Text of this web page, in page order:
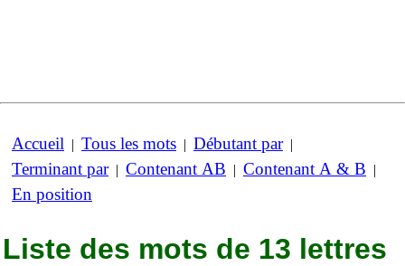
Accueil | Tous les mots | Débutant par|
Terminant par| Contenant AB | Contenant A & B |
En position
Liste des mots de 13 lettres